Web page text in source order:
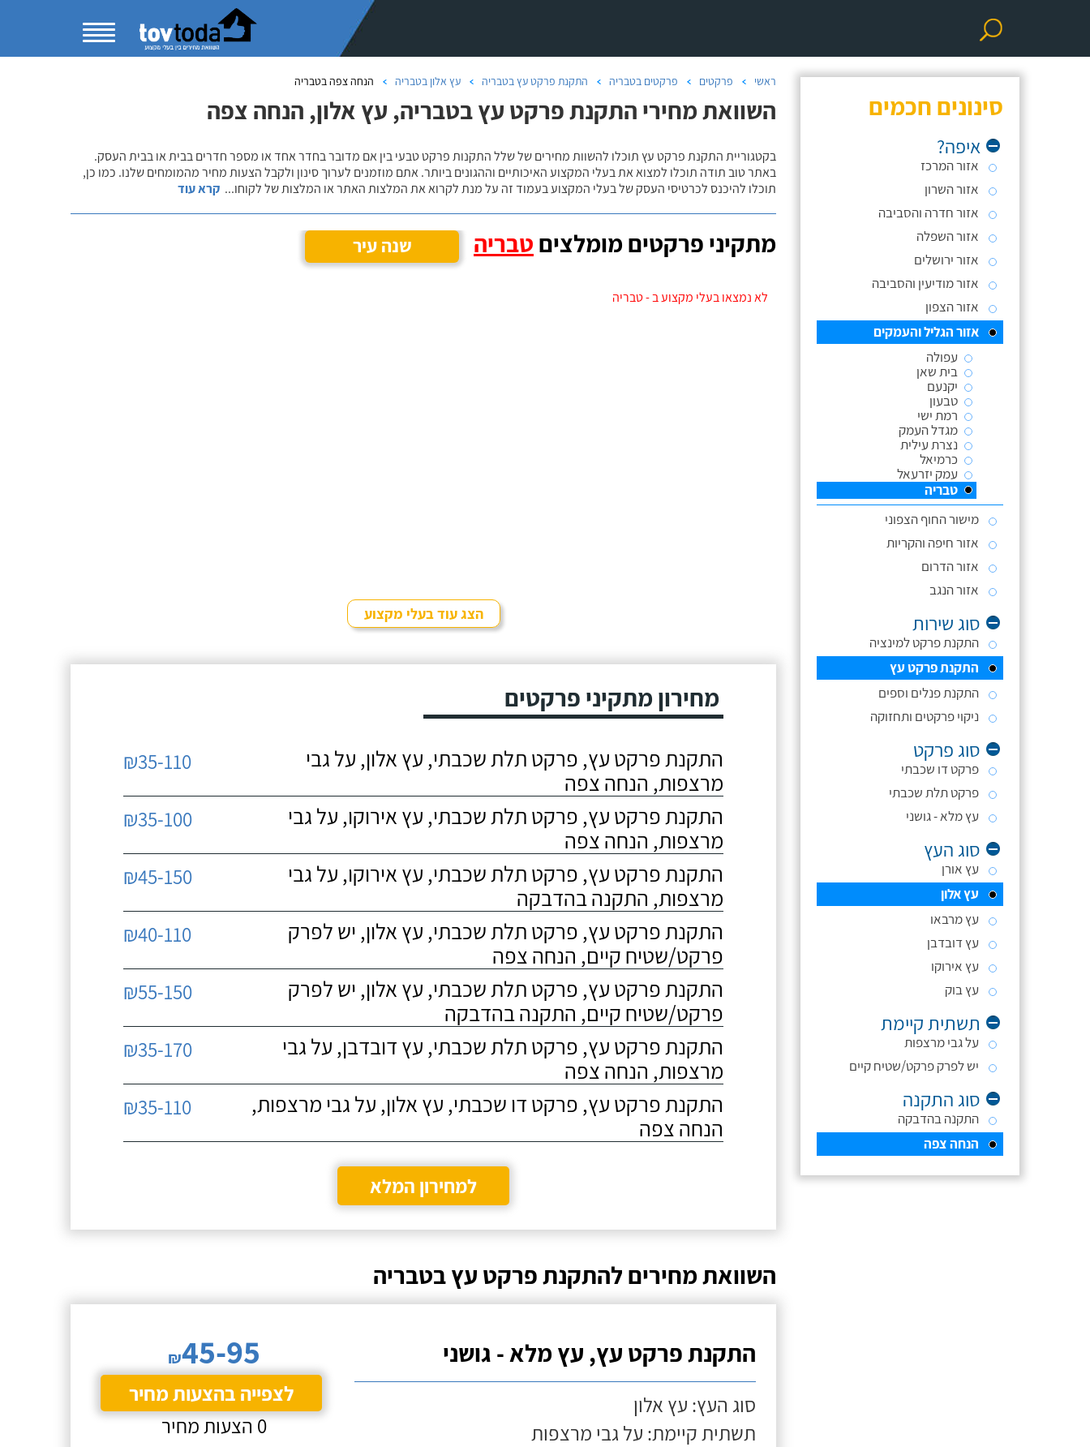
סינונים חכמים
איפה?
אזור המרכז
אזור השרון
אזור חדרה והסביבה
אזור השפלה
אזור ירושלים
אזור מודיעין והסביבה
אזור הצפון
אזור הגליל והעמקים
עפולה
בית שאן
יקנעם
טבעון
רמת ישי
מגדל העמק
נצרת עילית
כרמיאל
עמק יזרעאל
טבריה
מישור החוף הצפוני
אזור חיפה והקריות
אזור הדרום
אזור הנגב
סוג שירות
התקנת פרקט למינציה
התקנת פרקט עץ
התקנת פנלים וספים
ניקוי פרקטים ותחזוקה
סוג פרקט
פרקט דו שכבתי
פרקט תלת שכבתי
עץ מלא - גושני
סוג העץ
עץ אורן
עץ אלון
עץ מרבאו
עץ דובדבן
עץ אירוקו
עץ בוק
תשתית קיימת
על גבי מרצפות
יש לפרק פרקט/שטיח קיים
סוג התקנה
התקנה בהדבקה
הנחה צפה
ראשי פרקטים פרקטים בטבריה התקנת פרקט עץ בטבריה עץ אלון בטבריה הנחה צפה בטבריה
השוואת מחירי התקנת פרקט עץ בטבריה, עץ אלון, הנחה צפה
בקטגוריית התקנת פרקט עץ תוכלו להשוות מחירים של שלל התקנות פרקט טבעי בין אם מדובר בחדר אחד או מספר חדרים בבית או בבית העסק.
באתר טוב תודה תוכלו למצוא את בעלי המקצוע האיכותיים וההגונים ביותר. אתם מוזמנים לערוך סינון ולקבל הצעות מחיר מהמומחים שלנו. כמו כן,
תוכלו להיכנס לכרטיסי העסק של בעלי המקצוע בעמוד זה על מנת לקרוא את המלצות האתר או המלצות של לקוחו... קרא עוד
מתקיני פרקטים מומלצים טבריה שנה עיר
לא נמצאו בעלי מקצוע ב - טבריה
הצג עוד בעלי מקצוע
מחירון מתקיני פרקטים
התקנת פרקט עץ, פרקט תלת שכבתי, עץ אלון, על גבי
מרצפות, הנחה צפה
₪35-110
התקנת פרקט עץ, פרקט תלת שכבתי, עץ אירוקו, על גבי
מרצפות, הנחה צפה
₪35-100
התקנת פרקט עץ, פרקט תלת שכבתי, עץ אירוקו, על גבי
מרצפות, התקנה בהדבקה
₪45-150
התקנת פרקט עץ, פרקט תלת שכבתי, עץ אלון, יש לפרק
פרקט/שטיח קיים, הנחה צפה
₪40-110
התקנת פרקט עץ, פרקט תלת שכבתי, עץ אלון, יש לפרק
פרקט/שטיח קיים, התקנה בהדבקה
₪55-150
התקנת פרקט עץ, פרקט תלת שכבתי, עץ דובדבן, על גבי
מרצפות, הנחה צפה
₪35-170
התקנת פרקט עץ, פרקט דו שכבתי, עץ אלון, על גבי מרצפות,
הנחה צפה
₪35-110
למחירון המלא
השוואת מחירים להתקנת פרקט עץ בטבריה
התקנת פרקט עץ, עץ מלא - גושני
סוג העץ: עץ אלון
תשתית קיימת: על גבי מרצפות
₪45-95
לצפייה בהצעות מחיר
0 הצעות מחיר